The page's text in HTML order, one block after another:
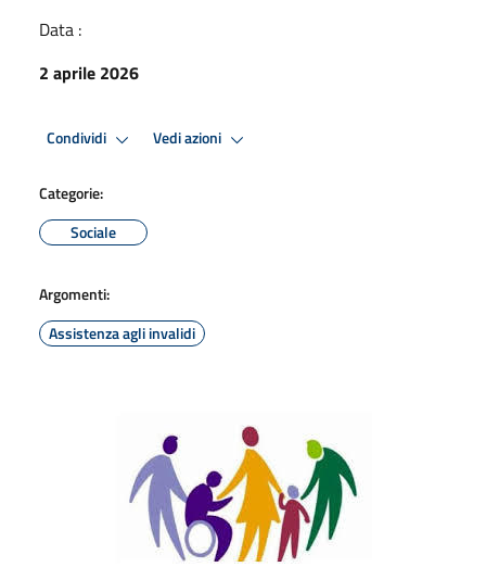
Data :
2 aprile 2026
Condividi Vedi azioni
Categorie:
Sociale
Argomenti:
Assistenza agli invalidi